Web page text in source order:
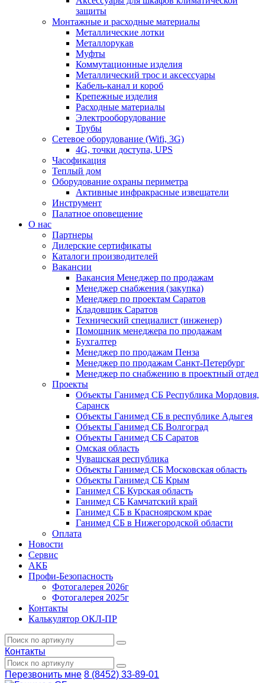
защиты
Монтажные и расходные материалы
Металлические лотки
Металлорукав
Муфты
Коммутационные изделия
Металлический трос и аксессуары
Кабель-канал и короб
Крепежные изделия
Расходные материалы
Электрооборудование
Трубы
Сетевое оборудование (Wifi, 3G)
4G, точки доступа, UPS
Часофикация
Теплый дом
Оборудование охраны периметра
Активные инфракрасные извещатели
Инструмент
Палатное оповещение
О нас
Партнеры
Дилерские сертификаты
Каталоги производителей
Вакансии
Вакансия Менеджер по продажам
Менеджер снабжения (закупка)
Менеджер по проектам Саратов
Кладовщик Саратов
Технический специалист (инженер)
Помощник менеджера по продажам
Бухгалтер
Менеджер по продажам Пенза
Менеджер по продажам Санкт-Петербург
Менеджер по снабжению в проектный отдел
Проекты
Объекты Ганимед СБ Республика Мордовия,
Саранск
Объекты Ганимед СБ в республике Адыгея
Объекты Ганимед СБ Волгоград
Объекты Ганимед СБ Саратов
Омская область
Чувашская республика
Объекты Ганимед СБ Московская область
Объекты Ганимед СБ Крым
Ганимед СБ Курская область
Ганимед СБ Камчатский край
Ганимед СБ в Красноярском крае
Ганимед СБ в Нижегородской области
Оплата
Новости
Сервис
АКБ
Профи-Безопасность
Фотогалерея 2026г
Фотогалерея 2025г
Контакты
Калькулятор ОКЛ-ПР
Контакты
Перезвонить мне 8 (8452) 33-89-01